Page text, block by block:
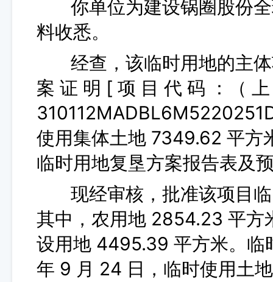
你单位为建设锅圈股份全
料收悉。
经查，该临时用地的主体
案 证 明 [ 项 目 代 码 ：（
使用集体土地 7349.62 平方
临时用地复垦方案报告表及
现经审核，批准该项目临
其中，农用地 2854.23 平方
设用地 4495.39 平方米。临
年 9 月 24 日，临时使用土